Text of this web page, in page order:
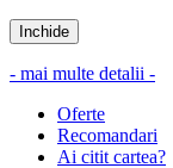
Inchide
- mai multe detalii -
Oferte
Recomandari
Ai citit cartea?